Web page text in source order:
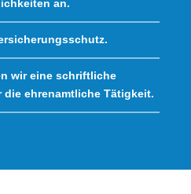
an.
wir eine schriftliche
ehrenamtliche Tätigkeit.